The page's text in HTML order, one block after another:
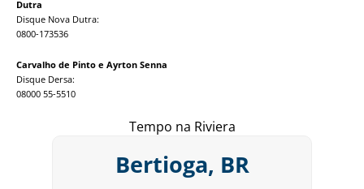
Dutra
Disque Nova Dutra:
0800-173536
Carvalho de Pinto e Ayrton Senna
Disque Dersa:
08000 55-5510
Tempo na Riviera
Bertioga, BR